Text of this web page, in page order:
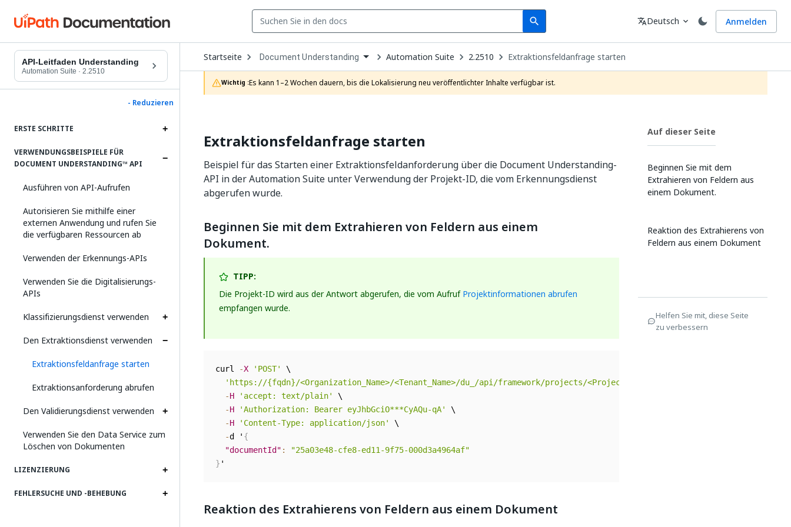
search
Search Sprache
translateDeutsch expand_more Anmelden
API-Leitfaden Understanding
Automation Suite · 2.2510
- Reduzieren
ERSTE SCHRITTE
VERWENDUNGSBEISPIELE FÜR
DOCUMENT UNDERSTANDING™ API
Ausführen von API-Aufrufen
Autorisieren Sie mithilfe einer
externen Anwendung und rufen Sie
die verfügbaren Ressourcen ab
Verwenden der Erkennungs-APIs
Verwenden Sie die Digitalisierungs-
APIs
Klassifizierungsdienst verwenden
Den Extraktionsdienst verwenden
Extraktionsfeldanfrage starten
Extraktionsanforderung abrufen
Den Validierungsdienst verwenden
Verwenden Sie den Data Service zum
Löschen von Dokumenten
LIZENZIERUNG
FEHLERSUCHE UND ‑BEHEBUNG
Startseite Open
Dropdown
to
choose
product
Document Understanding Automation Suite 2.2510 Extraktionsfeldanfrage starten
Wichtig :Es kann 1–2 Wochen dauern, bis die Lokalisierung neu veröffentlichter Inhalte verfügbar ist.
Extraktionsfeldanfrage starten
Beispiel für das Starten einer Extraktionsfeldanforderung über die Document Understanding-
API in der Automation Suite unter Verwendung der Projekt-ID, die vom Erkennungsdienst
abgerufen wurde.
Beginnen Sie mit dem Extrahieren von Feldern aus einem
Dokument.
TIPP:
Die Projekt-ID wird aus der Antwort abgerufen, die vom AufrufProjektinformationen abrufen
empfangen wurde.
curl -X 'POST'
\
'https://{fqdn}/<Organization_Name>/<Tenant_Name>/du_/api/framework/projects/<Project_ID>/extractors/invoices/
-H 'accept: text/plain'
\
-H 'Authorization: Bearer eyJhbGciO***CyAQu-qA'
\
-H 'Content-Type: application/json'
\
-d ' {
"documentId" :
"25a03e48-cfe8-ed11-9f75-000d3a4964af"
}
Reaktion des Extrahierens von Feldern aus einem Dokument
Auf dieser Seite
Beginnen Sie mit dem
Extrahieren von Feldern aus
einem Dokument.
Reaktion des Extrahierens von
Feldern aus einem Dokument
Helfen Sie mit, diese Seite
zu verbessern